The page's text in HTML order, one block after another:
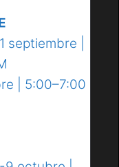
|
| 5:00–7:00